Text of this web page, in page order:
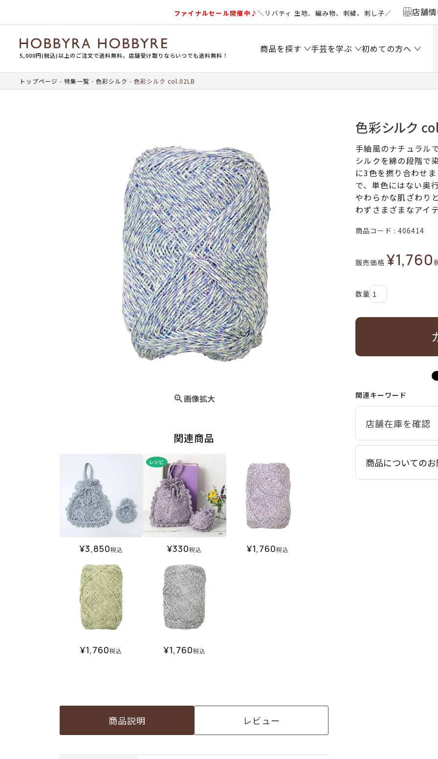
ファイナルセール開催中♪＼リバティ 生地、編み物、刺繍、刺し子／ 店舗
5,000円(税込)以上のご注文で送料無料。店舗受け取りならいつでも送料無料！
商品を探す 手芸を学ぶ 初めての方へ
トップページ 特集一覧 色彩シルク 色彩シルク col.02LB
画像拡大
関連商品
¥3,850税込 ¥330税込 ¥1,760税込
¥1,760税込 ¥1,760税込
商品説明 レビュー
色彩シルク
手紬風のナチュラル
シルクを綿の段階で
に3色を撚り合わせ
で、単色にはない奥
やわらかな肌ざわり
わずさまざまなアイ
商品コード 406414
販売価格 ¥1,760
関連キーワード
商品についての